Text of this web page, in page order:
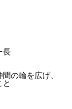
長
の輪を広げ、
と